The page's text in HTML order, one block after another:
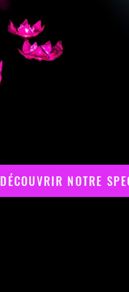
DÉCOUVRIR NOTRE